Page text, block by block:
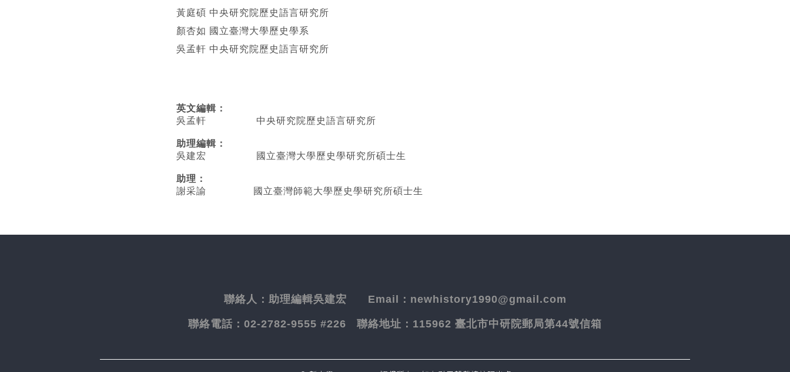
黃庭碩 中央研究院歷史語言研究所
顏杏如 國立臺灣大學歷史學系
吳孟軒 中央研究院歷史語言研究所
英文編輯 ：
吳孟軒 中央研究院歷史語言研究所
助理編輯：
吳建宏 國立臺灣大學歷史學研究所碩士生
助理：
謝采諭
國立臺灣師範大學歷史學研究所碩士生
聯絡人： 助理編輯吳建宏 Email：newhistory1990@gmail.com
聯絡電話： 02-2782-9555 #226 聯絡地址： 115962 臺北市中研院郵局第44號信箱